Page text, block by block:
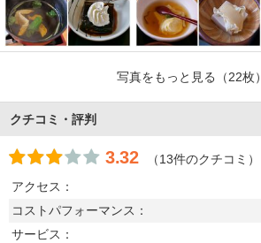
写真をもっと見る （22枚）
クチコミ・評判
3.32
（13件のクチコミ）
アクセス：
コストパフォーマンス：
サービス：